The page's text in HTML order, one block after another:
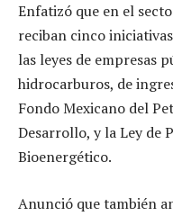
Enfatizó que en el
reciban cinco
las leyes de empresas
hidrocarburos, de
Fondo Mexicano del
Desarrollo, y la Ley de
Bioenergético.
Anunció que también